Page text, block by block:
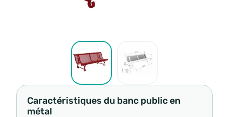
Caractéristiques du banc public en
métal